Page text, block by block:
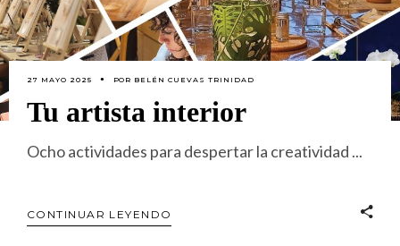
27 MAYO 2025 POR BELÉN CUEVAS TRINIDAD
Tu artista interior
Ocho actividades para despertar la creatividad
CONTINUAR LEYENDO